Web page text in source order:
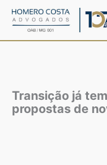
para
Transição já
propostas de